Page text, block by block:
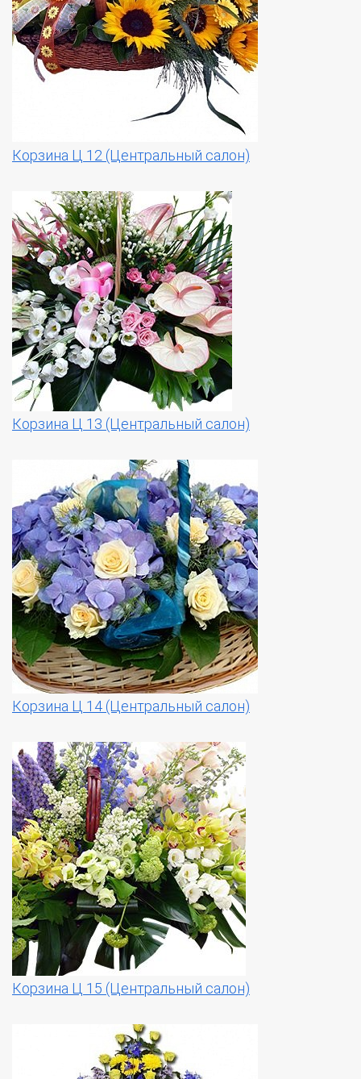
Корзина Ц 12 (Центральный салон)
Корзина Ц 13 (Центральный салон)
Корзина Ц 14 (Центральный салон)
Корзина Ц 15 (Центральный салон)